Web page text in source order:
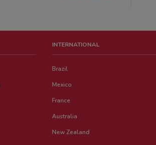
INTERNATIONAL
Brazil
Mexico
France
Australia
New Zealand